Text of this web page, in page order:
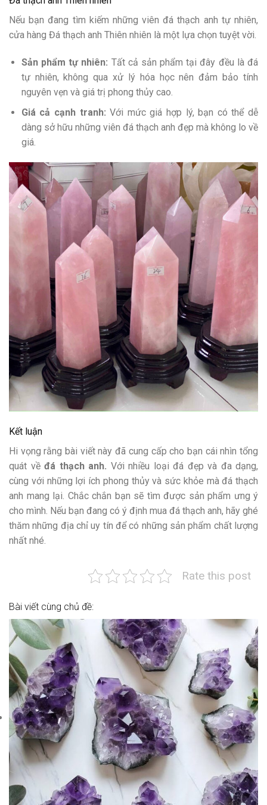
Nếu bạn đang tìm kiếm những viên đá thạch anh tự nhiên,
cửa hàng Đá thạch anh Thiên nhiên là một lựa chọn tuyệt vời.
Sản phẩm tự nhiên: Tất cả sản phẩm tại đây đều là đá
tự nhiên, không qua xử lý hóa học nên đảm bảo tính
nguyên vẹn và giá trị phong thủy cao.
Giá cả cạnh tranh: Với mức giá hợp lý, bạn có thể dễ
dàng sở hữu những viên đá thạch anh đẹp mà không lo về
giá.
Kết luận
Hi vọng rằng bài viết này đã cung cấp cho bạn cái nhìn tổng
quát về đá thạch anh. Với nhiều loại đá đẹp và đa dạng,
cùng với những lợi ích phong thủy và sức khỏe mà đá thạch
anh mang lại. Chắc chắn bạn sẽ tìm được sản phẩm ưng ý
cho mình. Nếu bạn đang có ý định mua đá thạch anh, hãy ghé
thăm những địa chỉ uy tín để có những sản phẩm chất lượng
nhất nhé.
Rate this post
Bài viết cùng chủ đề: